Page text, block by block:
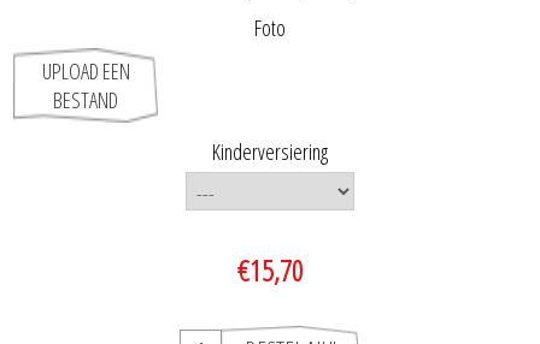
Foto
UPLOAD EEN
BESTAND
Kinderversiering
€15,70